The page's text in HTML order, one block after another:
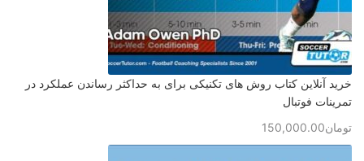
خرید آنلاین کتاب روش های تکنیکی برای به حداکثر رساندن عملکرد در
تمرینات فوتبال
تومان150,000.00